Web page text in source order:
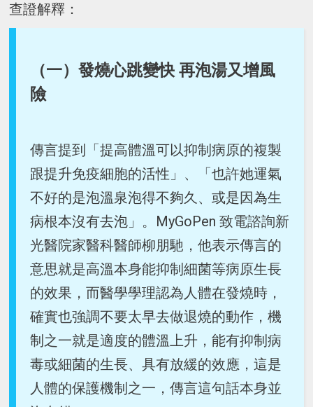
查證解釋：
（一）發燒心跳變快 再泡湯又增風
險
傳言提到「提高體溫可以抑制病原的複製
跟提升免疫細胞的活性」、「也許她運氣
不好的是泡溫泉泡得不夠久、或是因為生
病根本沒有去泡」。MyGoPen 致電諮詢新
光醫院家醫科醫師柳朋馳，他表示傳言的
意思就是高溫本身能抑制細菌等病原生長
的效果，而醫學學理認為人體在發燒時，
確實也強調不要太早去做退燒的動作，機
制之一就是適度的體溫上升，能有抑制病
毒或細菌的生長、具有放緩的效應，這是
人體的保護機制之一，傳言這句話本身並